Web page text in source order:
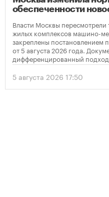
обеспеченности
Власти Москвы
жилых комплексов машино-
закреплены постановлением
от 5 августа 2026 года.
дифференцированный
количества парковок в
устанавливает переходный
проектов.
5 августа 2026 17:50